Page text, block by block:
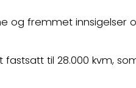
og fremmet
til 28.000 kvm,